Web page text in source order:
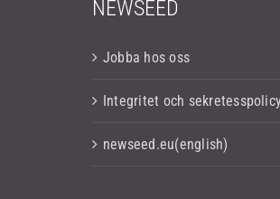
NEWSEED
Jobba hos oss
Integritet och
newseed.eu(english)